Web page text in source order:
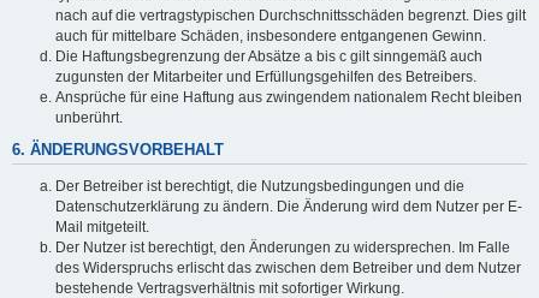
nach auf die vertragstypischen Durchschnittsschäden begrenzt. Dies gilt
auch für mittelbare Schäden, insbesondere entgangenen Gewinn.
Die Haftungsbegrenzung der Absätze a bis c gilt sinngemäß auch
zugunsten der Mitarbeiter und Erfüllungsgehilfen des Betreibers.
Ansprüche für eine Haftung aus zwingendem nationalem Recht bleiben
unberührt.
6. ÄNDERUNGSVORBEHALT
Der Betreiber ist berechtigt, die Nutzungsbedingungen und die
Datenschutzerklärung zu ändern. Die Änderung wird dem Nutzer per E-
Mail mitgeteilt.
Der Nutzer ist berechtigt, den Änderungen zu widersprechen. Im Falle
des Widerspruchs erlischt das zwischen dem Betreiber und dem Nutzer
bestehende Vertragsverhältnis mit sofortiger Wirkung.